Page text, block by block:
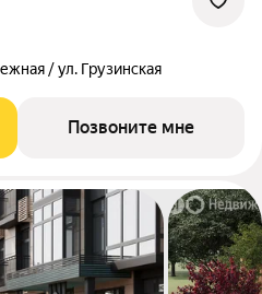
/ ул. Грузинская
Позвоните мне